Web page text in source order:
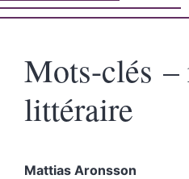
Mots-clés –
littéraire
Mattias Aronsson